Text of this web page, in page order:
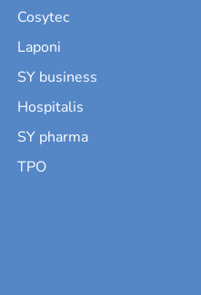
Cosytec
Laponi
SY business
Hospitalis
SY pharma
TPO